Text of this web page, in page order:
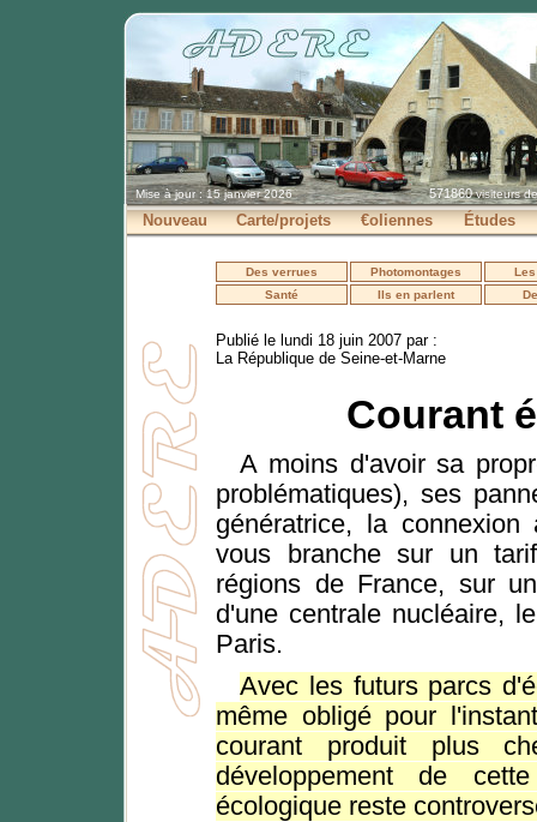
Mise à jour : 15 janvier 2026 571860visiteurs
Nouveau Carte/projets €oliennes Études
Des verrues Photomontages
Santé
Ils en parlent
Publié le lundi 18 juin 2007 par :
La République de Seine-et-Marne
Courant
A moins d'avoir sa
problématiques), ses
génératrice, la
vous branche sur un
régions de France, sur
d'une centrale nucléaire,
Paris.
Avec les futurs parcs
même obligé pour
courant produit plus
développement de
écologique reste